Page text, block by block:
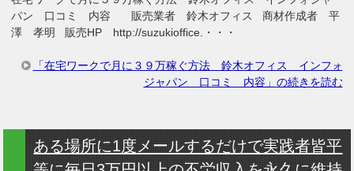
パン 口コミ 内容 販売業者 鈴木オフィス 商材作成者 平
澤 孝明 販売HP http://suzukioffice.・・・
「在宅ワークで月に３９万稼ぐ方法 鈴木オフィス インフォ
ジャパン 口コミ 内容」の続きを読む
ある場所に1度メールするだけで実践者皆平